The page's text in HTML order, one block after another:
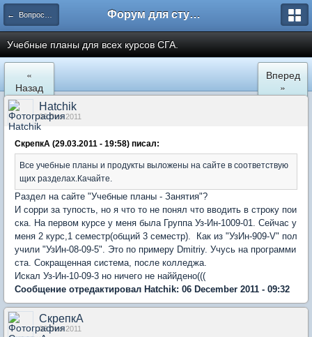
← Вопросы и ответы Форум для студента СГА
Учебные планы для всех курсов СГА.
«
Назад
Вперед
»
Hatchik
06 Dec 2011
СкрепкА (29.03.2011 - 19:58) писал:
Все учебные планы и продукты выложены на сайте в соответствую
щих разделах.Качайте.
Раздел на сайте "Учебные планы - Занятия"?
И сорри за тупость, но я что то не понял что вводить в строку пои
ска. На первом курсе у меня была Группа Уз-Ин-1009-01. Сейчас у
меня 2 курс,1 семестр(общий 3 семестр). Как из "УзИн-909-V" пол
учили "УзИн-08-09-5". Это по примеру Dmitriy. Учусь на программи
ста. Сокращенная система, после колледжа.
Искал Уз-Ин-10-09-3 но ничего не наййдено(((
Сообщение отредактировал Hatchik: 06 December 2011 - 09:32
СкрепкА
06 Dec 2011